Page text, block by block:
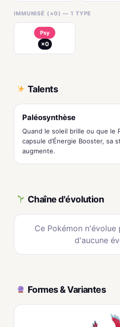
IMMUNISÉ (×0) — 1 TYPE
Psy
×0
Talents
Paléosynthèse
Quand le soleil brille ou que le
capsule d’Énergie Booster, sa
augmente.
Chaîne d'évolution
Ce Pokémon
d'aucune
Formes & Variantes